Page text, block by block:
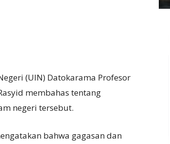
(UIN) Datokarama Profesor
membahas tentang
negeri tersebut.
bahwa gagasan dan